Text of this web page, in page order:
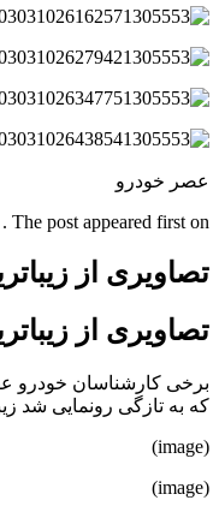
عصر خودرو
The post appeared first on .
تصاویری از
تصاویری از
برخی کارشناسان خودرو
که به تازگی رونمایی شد
(image)
(image)